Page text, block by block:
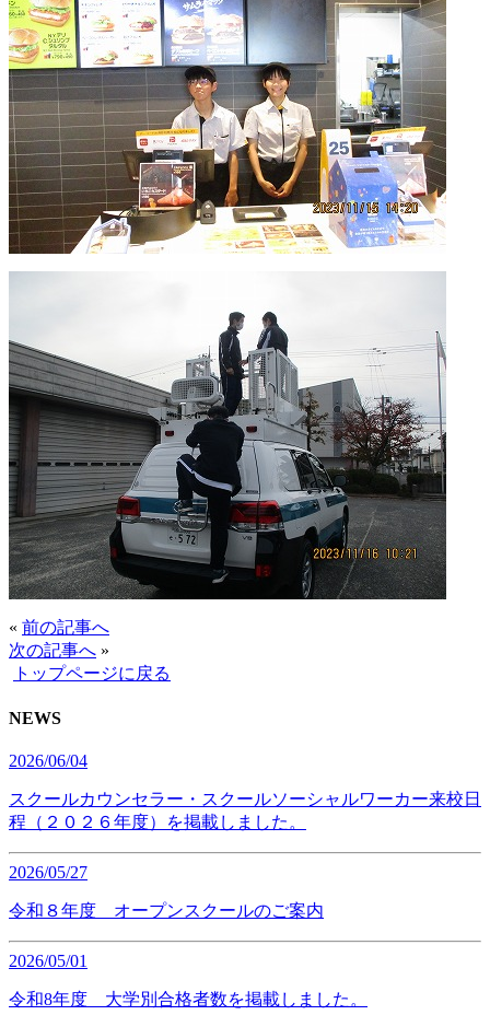
« 前の記事へ
次の記事へ »
トップページに戻る
NEWS
2026/06/04
スクールカウンセラー・スクールソーシャルワーカー来校日
程（２０２６年度）を掲載しました。
2026/05/27
令和８年度 オープンスクールのご案内
2026/05/01
令和8年度 大学別合格者数を掲載しました。